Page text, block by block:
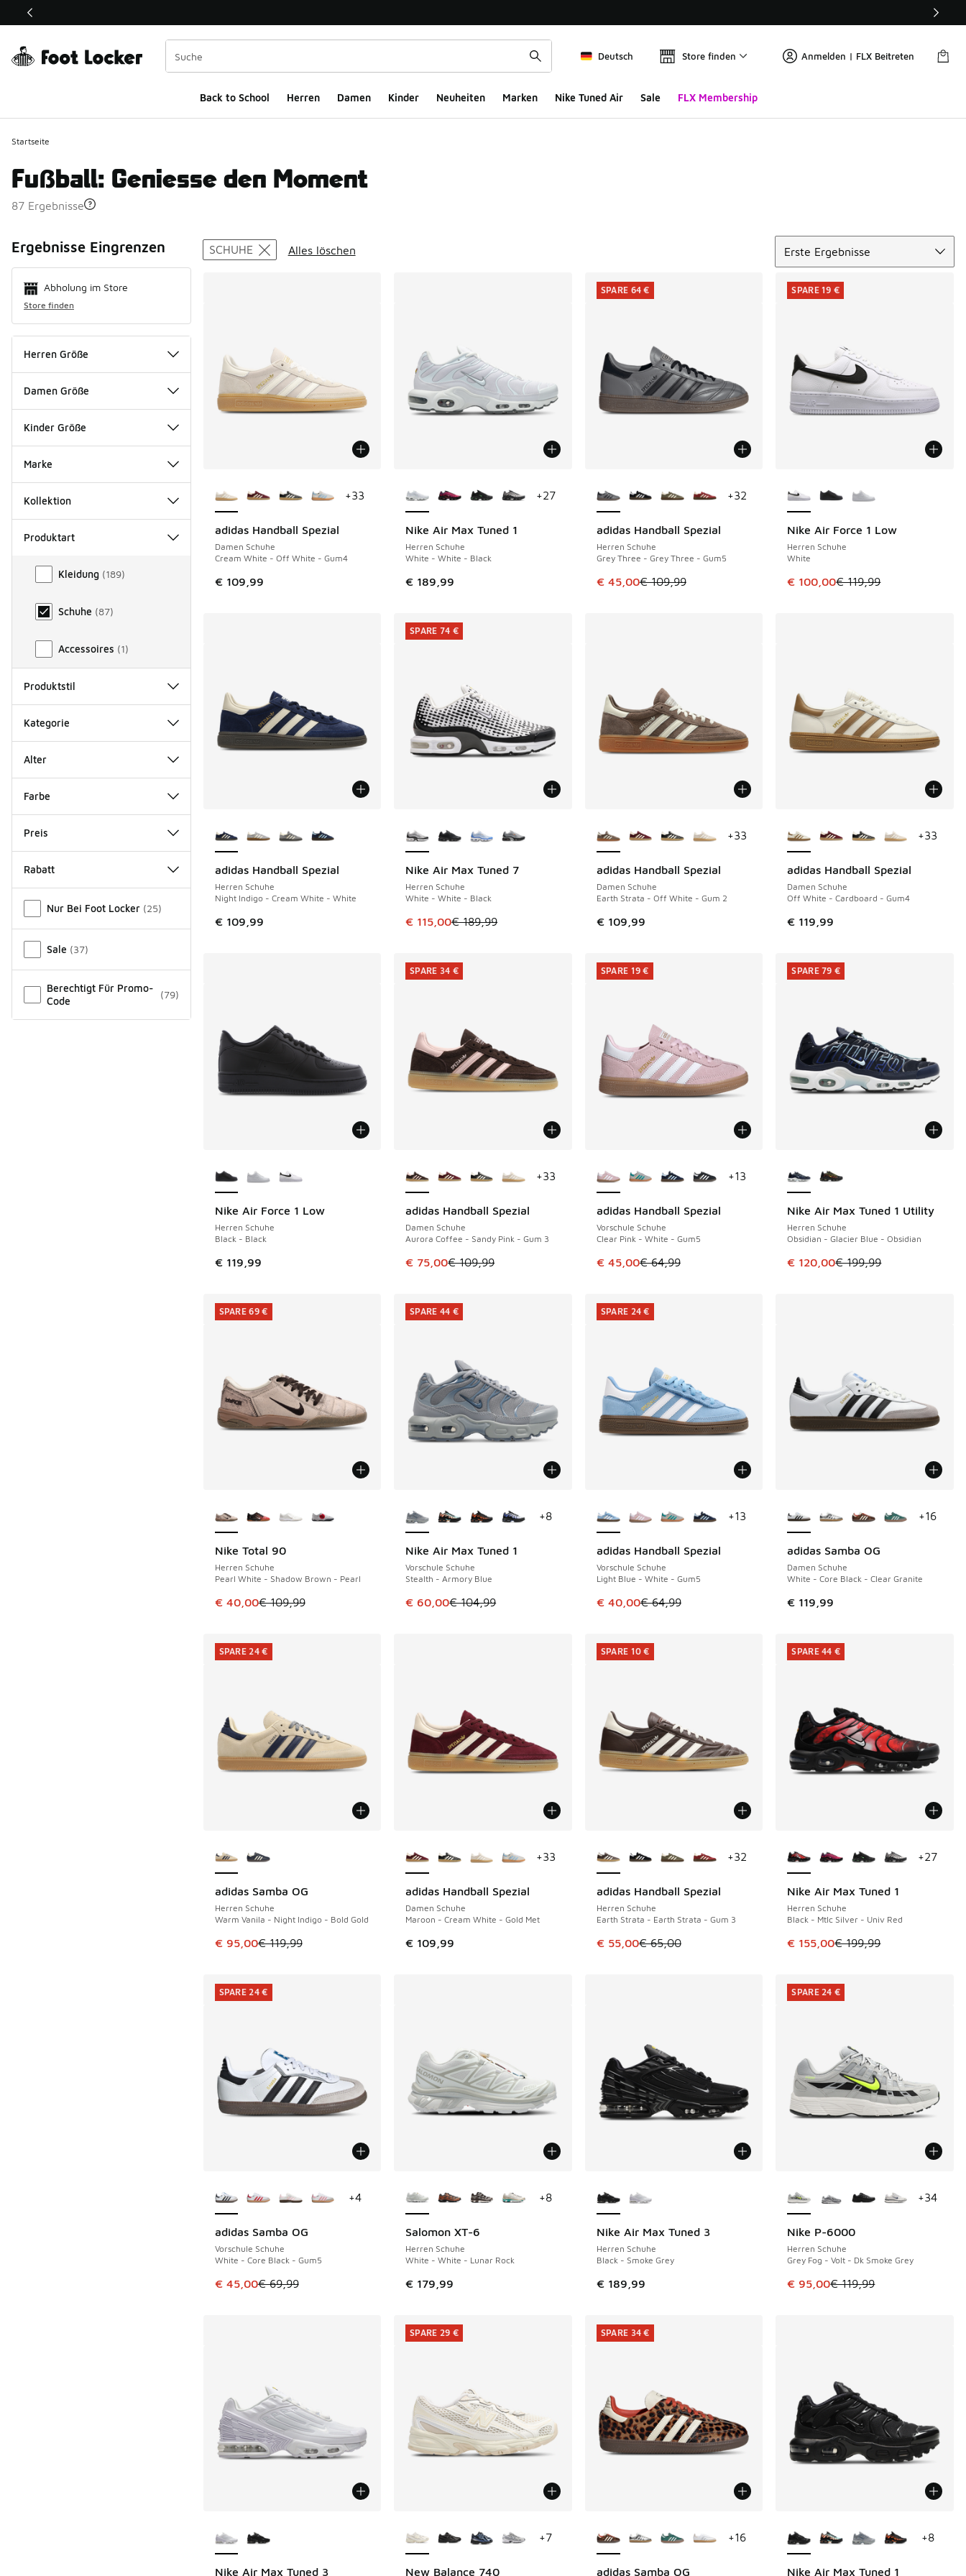
Dieser Link öffnet sich in einem neuen Fenster
Deutsch Store finden Anmelden | FLX Beitreten
Back to School Herren Damen Kinder Neuheiten Marken Nike Tuned Air Sale FLX Membership
Startseite
Fußball: Geniesse den Moment
87 Ergebnisse
Ergebnisse Eingrenzen
Abholung im Store
Store finden
Herren Größe
Damen Größe
Kinder Größe
Marke
Kollektion
Produktart
Produktart
Kleidung (189)
Schuhe (87)
Accessoires (1)
Produktstil
Kategorie
Alter
Farbe
Preis
Rabatt
Nur Bei Foot Locker (25)
Sale (37)
Berechtigt Für Promo-
Code
(79)
Search Results
SCHUHE Alles löschen
Erste Ergebnisse
adidas Handball Spezial
Damen Schuhe
Cream White - Off White - Gum4
€ 109,99
+33
Nike Air Max Tuned 1
Herren Schuhe
White - White - Black
€ 189,99
+27
adidas Handball Spezial
Herren Schuhe
Grey Three - Grey Three - Gum5
Dieser Artikel ist im Sale. Der Preis ist von € 109,99 auf € 45,00
€ 45,00€ 109,99
SPARE 64 €
+32
SPARE 64 €
Nike Air Force 1 Low
Herren Schuhe
White
Dieser Artikel ist im Sale. Der
€ 100,00€ 119,99
SPARE 19 €
SPARE 19 €
adidas Handball Spezial
Herren Schuhe
Night Indigo - Cream White - White
€ 109,99
Nike Air Max Tuned 7
Herren Schuhe
White - White - Black
Dieser Artikel ist im Sale. Der Preis ist von € 189,99 auf € 115,00 gefallen
€ 115,00€ 189,99
SPARE 74 €
SPARE 74 €
adidas Handball Spezial
Damen Schuhe
Earth Strata - Off White - Gum 2
€ 109,99
+33
adidas Handball Spezial
Damen Schuhe
Off White - Cardboard - Gum4
€ 119,99
+33
Nike Air Force 1 Low
Herren Schuhe
Black - Black
€ 119,99
adidas Handball Spezial
Damen Schuhe
Aurora Coffee - Sandy Pink - Gum 3
Dieser Artikel ist im Sale. Der Preis ist von € 109,99 auf € 75,00 gefallen
€ 75,00€ 109,99
SPARE 34 €
+33
SPARE 34 €
adidas Handball Spezial
Vorschule Schuhe
Clear Pink - White - Gum5
Dieser Artikel ist im Sale. Der Preis ist von € 64,99 auf € 45,00
€ 45,00€ 64,99
SPARE 19 €
+13
SPARE 19 €
Nike Air Max Tuned 1 Utility
Herren Schuhe
Obsidian - Glacier Blue - Obsidian
Dieser Artikel ist im Sale. Der
€ 120,00€ 199,99
SPARE 79 €
SPARE 79 €
Nike Total 90
Herren Schuhe
Pearl White - Shadow Brown - Pearl
Dieser Artikel ist im Sale. Der Preis ist von € 109,99 auf € 40,00 gefallen
€ 40,00€ 109,99
SPARE 69 €
SPARE 69 €
Nike Air Max Tuned 1
Vorschule Schuhe
Stealth - Armory Blue
Dieser Artikel ist im Sale. Der Preis ist von € 104,99 auf € 60,00 gefallen
€ 60,00€ 104,99
SPARE 44 €
+8
SPARE 44 €
adidas Handball Spezial
Vorschule Schuhe
Light Blue - White - Gum5
Dieser Artikel ist im Sale. Der Preis ist von € 64,99 auf € 40,00
€ 40,00€ 64,99
SPARE 24 €
+13
SPARE 24 €
adidas Samba OG
Damen Schuhe
White - Core Black - Clear Granite
€ 119,99
+16
adidas Samba OG
Herren Schuhe
Warm Vanila - Night Indigo - Bold Gold
Dieser Artikel ist im Sale. Der Preis ist von € 119,99 auf € 95,00 gefallen
€ 95,00€ 119,99
SPARE 24 €
SPARE 24 €
adidas Handball Spezial
Damen Schuhe
Maroon - Cream White - Gold Met
€ 109,99
+33
adidas Handball Spezial
Herren Schuhe
Earth Strata - Earth Strata - Gum 3
Dieser Artikel ist im Sale. Der Preis ist von € 65,00 auf € 55,00
€ 55,00€ 65,00
SPARE 10 €
+32
SPARE 10 €
Nike Air Max Tuned 1
Herren Schuhe
Black - Mtlc Silver - Univ Red
Dieser Artikel ist im Sale. Der
€ 155,00€ 199,99
SPARE 44 €
+27
SPARE 44 €
adidas Samba OG
Vorschule Schuhe
White - Core Black - Gum5
Dieser Artikel ist im Sale. Der Preis ist von € 69,99 auf € 45,00 gefallen
€ 45,00€ 69,99
SPARE 24 €
+4
SPARE 24 €
Salomon XT-6
Herren Schuhe
White - White - Lunar Rock
€ 179,99
+8
Nike Air Max Tuned 3
Herren Schuhe
Black - Smoke Grey
€ 189,99
Nike P-6000
Herren Schuhe
Grey Fog - Volt - Dk Smoke Grey
Dieser Artikel ist im Sale. Der
€ 95,00€ 119,99
SPARE 24 €
+34
SPARE 24 €
Nike Air Max Tuned 3 New Balance 740
+7
SPARE 29 €
adidas Samba OG
+16
SPARE 34 €
Nike Air Max Tuned 1
+8